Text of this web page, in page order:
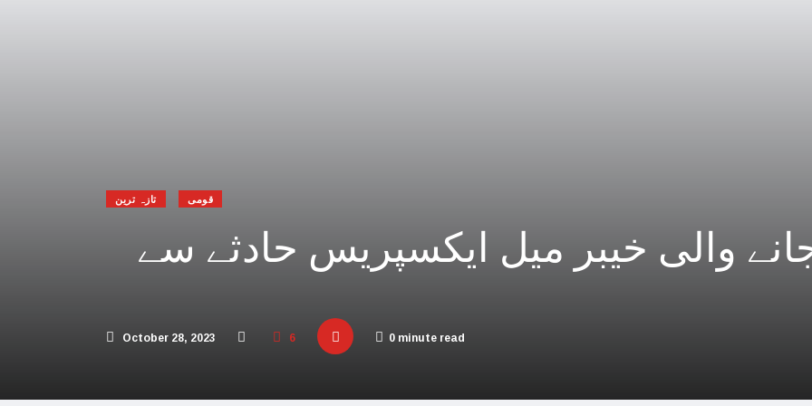
مکہ مکرمہ میں سونے کے متعدد نئے ذخائر مل گئے
فلسطینی مسلمانوں سے اظہاریکجہتی، عرب امارات میں سال نو کی تقاریب منسوخ
اسرائیل نے اپنے شہریوں کو بھارت میں محتاط رہنے کی ہدایات جاری کردیں
امریکا اور اسرائیل کا حماس کو جڑ سے ختم کرنے پر اتفاق
تازہ ترین قومی
والی خیبر میل ایکسپریس حادثے سے
October 28, 2023 6 0 minute read